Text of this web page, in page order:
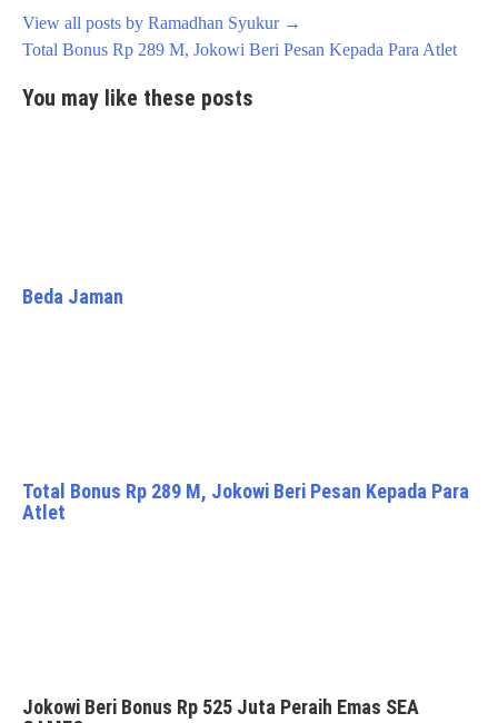
View all posts by Ramadhan Syukur →
Post
Total Bonus Rp 289 M, Jokowi Beri Pesan Kepada Para Atlet
You may like these posts
Beda Jaman
Total Bonus Rp 289 M, Jokowi Beri Pesan Kepada Para
Atlet
Jokowi Beri Bonus Rp 525 Juta Peraih Emas SEA